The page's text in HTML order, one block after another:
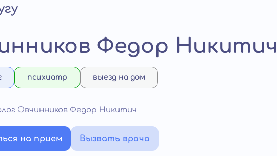
Федор Никитич
психиатр выезд на дом
Овчинников Федор Никитич
на прием Вызвать врача